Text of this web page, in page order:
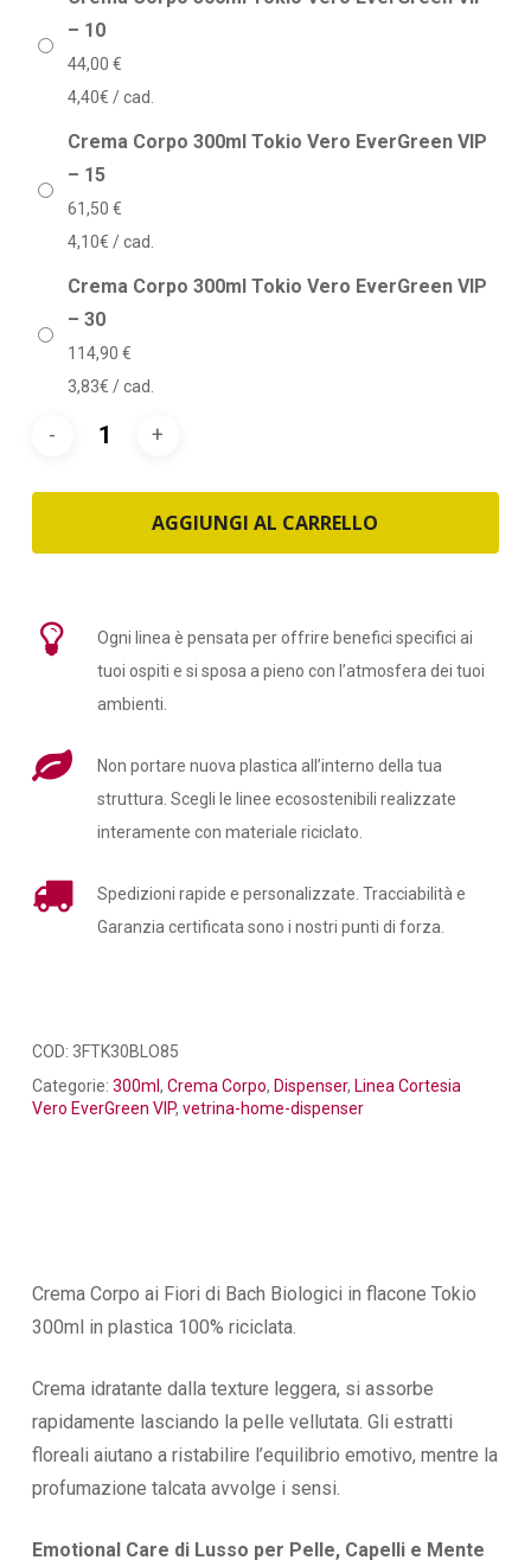
– 10
44,00 €
4,40€ / cad.
Crema Corpo 300ml Tokio Vero EverGreen VIP
– 15
61,50 €
4,10€ / cad.
Crema Corpo 300ml Tokio Vero EverGreen VIP
– 30
114,90 €
3,83€ / cad.
AGGIUNGI AL CARRELLO
Ogni linea è pensata per offrire benefici specifici ai
tuoi ospiti e si sposa a pieno con l’atmosfera dei tuoi
ambienti.
Non portare nuova plastica all’interno della tua
struttura. Scegli le linee ecosostenibili realizzate
interamente con materiale riciclato.
Spedizioni rapide e personalizzate. Tracciabilità e
Garanzia certificata sono i nostri punti di forza.
COD: 3FTK30BLO85
Categorie: 300ml , Crema Corpo, Dispenser, Linea Cortesia
Vero EverGreen VIP, vetrina-home-dispenser
Crema Corpo ai Fiori di Bach Biologici in flacone Tokio
300ml in plastica 100% riciclata.
Crema idratante dalla texture leggera, si assorbe
rapidamente lasciando la pelle vellutata. Gli estratti
floreali aiutano a ristabilire l’equilibrio emotivo, mentre la
profumazione talcata avvolge i sensi.
Emotional Care di Lusso per Pelle, Capelli e Mente